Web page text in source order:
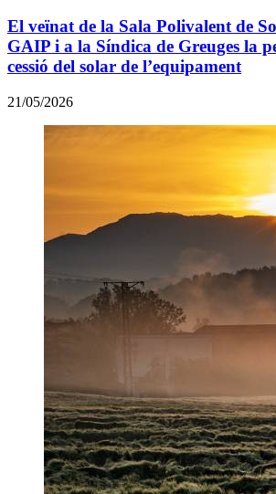
El veïnat de la Sala Polivalent de
GAIP i a la Síndica de Greuges la
cessió del solar de l’equipament
21/05/2026